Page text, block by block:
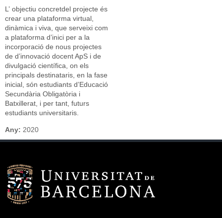
L’ objectiu concretdel projecte és
crear una plataforma virtual,
dinàmica i viva, que serveixi com
a plataforma d’inici per a la
incorporació de nous projectes
de d’innovació docent ApS i de
divulgació científica, on els
principals destinataris, en la fase
inicial, són estudiants d’Educació
Secundària Obligatòria i
Batxillerat, i per tant, futurs
estudiants universitaris.
Any: 2020